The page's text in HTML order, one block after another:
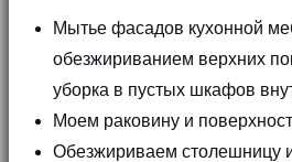
Мытье фасадов кухонной
обезжириванием верхних
уборка в пустых шкафов
Моем раковину и
Обезжириваем столешницу